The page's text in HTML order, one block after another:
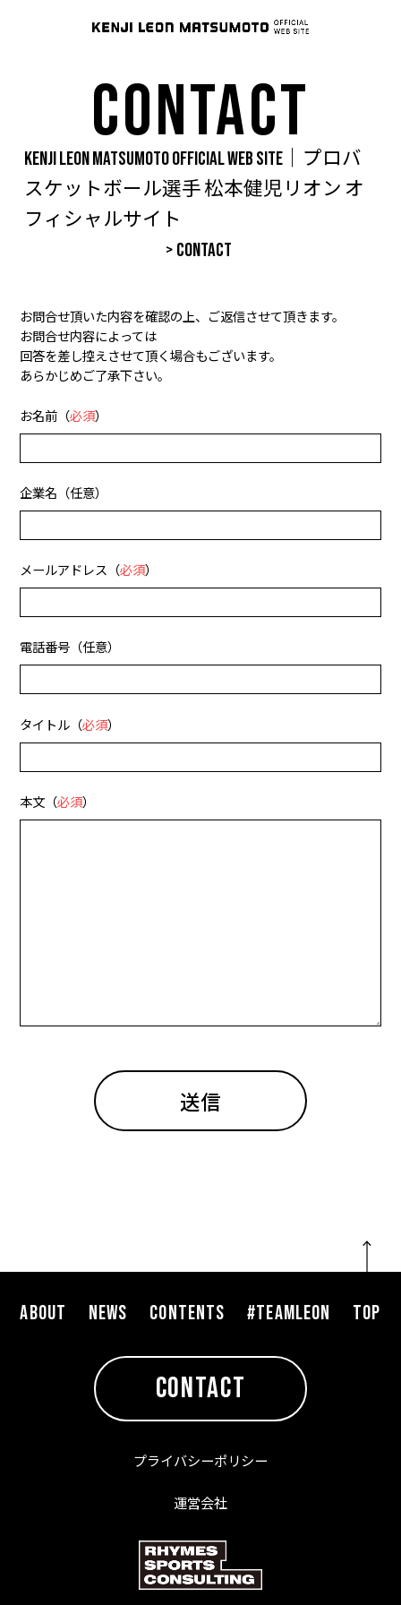
CONTACT
KENJI LEON MATSUMOTO OFFICIAL WEB SITE｜プロバ
スケットボール選手 松本健児リオン オ
フィシャルサイト
> CONTACT
お問合せ頂いた内容を確認の上、ご返信させて頂きます。
お問合せ内容によっては
回答を差し控えさせて頂く場合もございます。
あらかじめご了承下さい。
お名前（必須）
企業名（任意）
メールアドレス（必須）
電話番号（任意）
タイトル（必須）
本文（必須）
ABOUT NEWS CONTENTS #TEAMLEON TOP
CONTACT
プライバシーポリシー
運営会社